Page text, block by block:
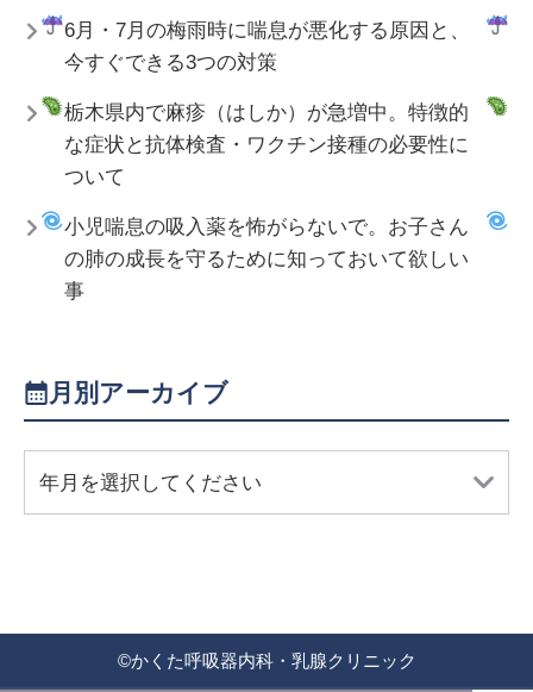
6月・7月の梅雨時に喘息が悪化する原因と、
今すぐできる3つの対策
栃木県内で麻疹（はしか）が急増中。特徴的
な症状と抗体検査・ワクチン接種の必要性に
ついて
小児喘息の吸入薬を怖がらないで。お子さん
の肺の成長を守るために知っておいて欲しい
事
月別アーカイブ
年月を選択してください
©かくた呼吸器内科・乳腺クリニック